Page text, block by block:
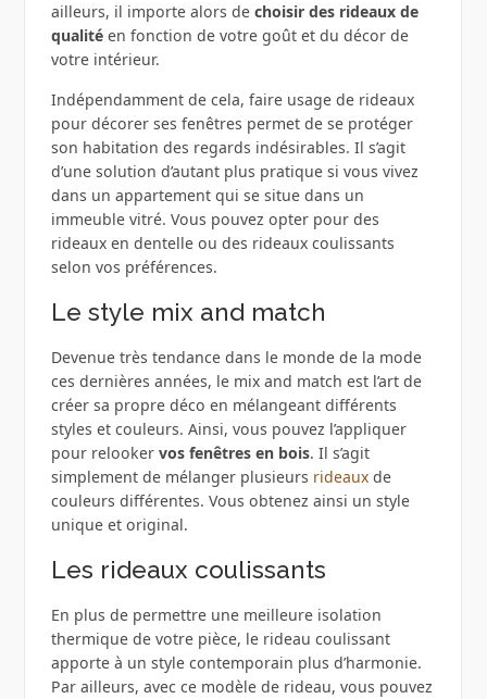
ailleurs, il importe alors de choisir des rideaux de
qualitéen fonction de votre goût et du décor de
votre intérieur.
Indépendamment de cela, faire usage de rideaux
pour décorer ses fenêtres permet de se protéger
son habitation des regards indésirables. Il s’agit
d’une solution d’autant plus pratique si vous vivez
dans un appartement qui se situe dans un
immeuble vitré. Vous pouvez opter pour des
rideaux en dentelle ou des rideaux coulissants
selon vos préférences.
Le style mix and match
Devenue très tendance dans le monde de la mode
ces dernières années, le mix and match est l’art de
créer sa propre déco en mélangeant différents
styles et couleurs. Ainsi, vous pouvez l’appliquer
pour relooker vos fenêtres en bois. Il s’agit
simplement de mélanger plusieurs rideauxde
couleurs différentes. Vous obtenez ainsi un style
unique et original.
Les rideaux coulissants
En plus de permettre une meilleure isolation
thermique de votre pièce, le rideau coulissant
apporte à un style contemporain plus d’harmonie.
Par ailleurs, avec ce modèle de rideau, vous pouvez